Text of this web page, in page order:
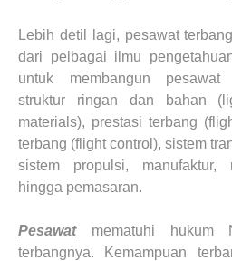
Lebih detil lagi, pesawat
dari pelbagai ilmu
untuk membangun pesawat
struktur ringan dan bahan
materials), prestasi terbang
terbang (flight control), sistem
sistem propulsi, manufaktur,
hingga pemasaran.
Pesawatmematuhi hukum
terbangnya. Kemampuan